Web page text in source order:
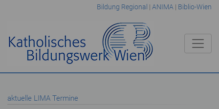
Bildung Regional | ANIMA | Biblio-Wien
aktuelle LIMA Termine